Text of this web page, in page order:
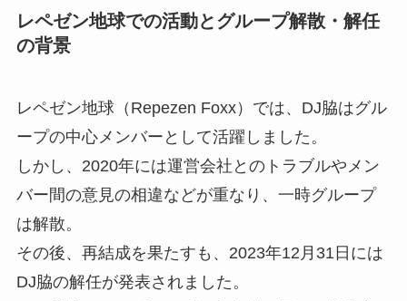
レペゼン地球での活動とグループ解散・解任
の背景
レペゼン地球（Repezen Foxx）では、DJ脇はグル
ープの中心メンバーとして活躍しました。
しかし、2020年には運営会社とのトラブルやメン
バー間の意見の相違などが重なり、一時グループ
は解散。
その後、再結成を果たすも、2023年12月31日には
DJ脇の解任が発表されました。